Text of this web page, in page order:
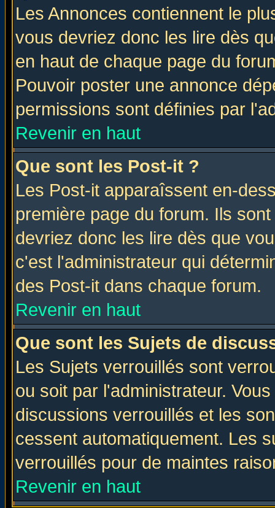
Les Annonces contiennent le
vous devriez donc les lire dès
en haut de chaque page du
Pouvoir poster une annonce
permissions sont définies par
Revenir en haut
Que sont les Post-it ?
Les Post-it apparaîssent en-
première page du forum. Ils
devriez donc les lire dès que
c'est l'administrateur qui
des Post-it dans chaque forum.
Revenir en haut
Que sont les Sujets de
Les Sujets verrouillés sont
ou soit par l'administrateur.
discussions verrouillés et les
cessent automatiquement. Les
verrouillés pour de maintes
Revenir en haut